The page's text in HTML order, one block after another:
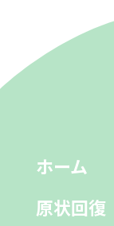
ホーム
原状回復